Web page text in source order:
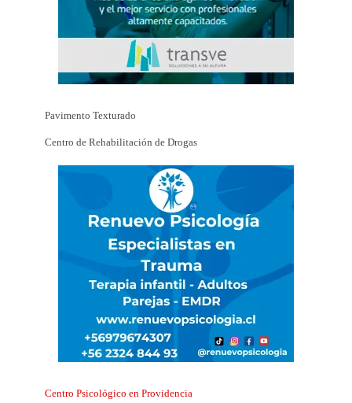
Pavimento Texturado
Centro de Rehabilitación de Drogas
Centro Psicológico en Providencia